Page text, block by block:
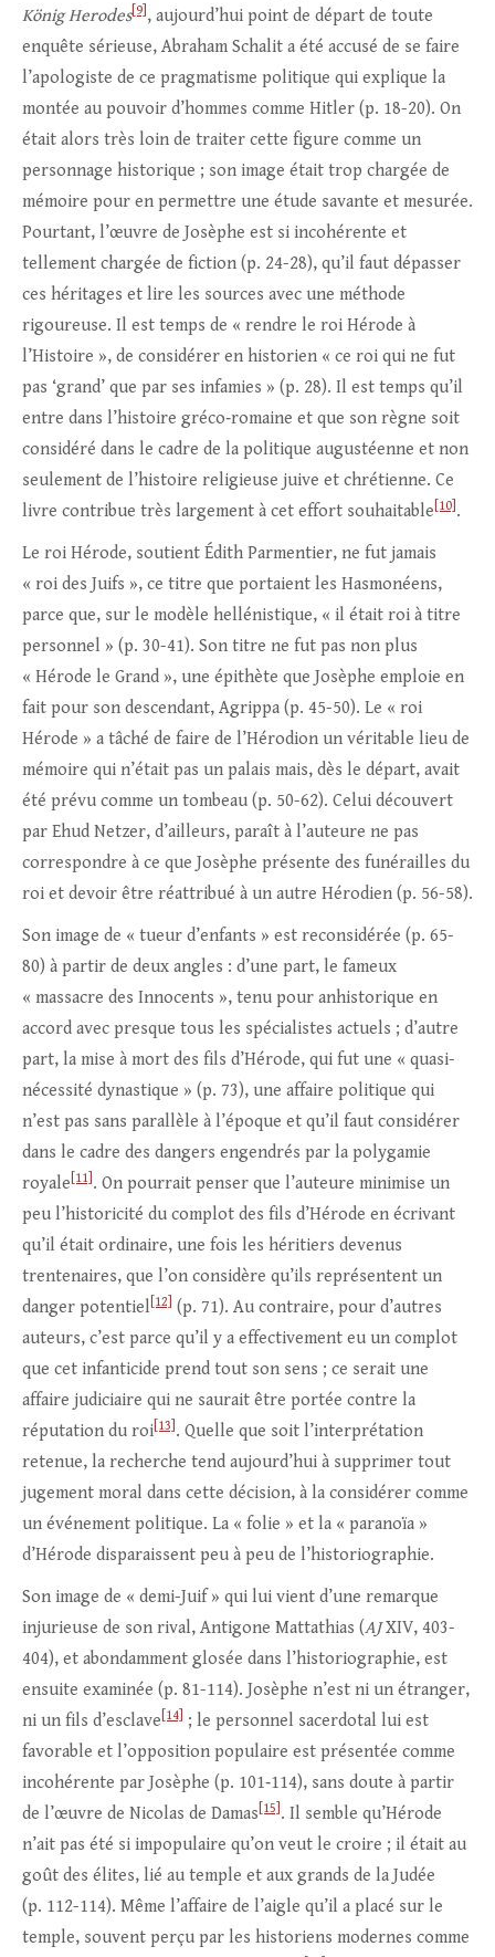
König Herodes[9] , aujourd’hui point de départ de toute
enquête sérieuse, Abraham Schalit a été accusé de se faire
l’apologiste de ce pragmatisme politique qui explique la
montée au pouvoir d’hommes comme Hitler (p. 18-20). On
était alors très loin de traiter cette figure comme un
personnage historique ; son image était trop chargée de
mémoire pour en permettre une étude savante et mesurée.
Pourtant, l’œuvre de Josèphe est si incohérente et
tellement chargée de fiction (p. 24-28), qu’il faut dépasser
ces héritages et lire les sources avec une méthode
rigoureuse. Il est temps de « rendre le roi Hérode à
l’Histoire », de considérer en historien « ce roi qui ne fut
pas ‘grand’ que par ses infamies » (p. 28). Il est temps qu’il
entre dans l’histoire gréco‑romaine et que son règne soit
considéré dans le cadre de la politique augustéenne et non
seulement de l’histoire religieuse juive et chrétienne. Ce
livre contribue très largement à cet effort souhaitable [10] .
Le roi Hérode, soutient Édith Parmentier, ne fut jamais
« roi des Juifs », ce titre que portaient les Hasmonéens,
parce que, sur le modèle hellénistique, « il était roi à titre
personnel » (p. 30-41). Son titre ne fut pas non plus
« Hérode le Grand », une épithète que Josèphe emploie en
fait pour son descendant, Agrippa (p. 45-50). Le « roi
Hérode » a tâché de faire de l’Hérodion un véritable lieu de
mémoire qui n’était pas un palais mais, dès le départ, avait
été prévu comme un tombeau (p. 50-62). Celui découvert
par Ehud Netzer, d’ailleurs, paraît à l’auteure ne pas
correspondre à ce que Josèphe présente des funérailles du
roi et devoir être réattribué à un autre Hérodien (p. 56-58).
Son image de « tueur d’enfants » est reconsidérée (p. 65-
80) à partir de deux angles : d’une part, le fameux
« massacre des Innocents », tenu pour anhistorique en
accord avec presque tous les spécialistes actuels ; d’autre
part, la mise à mort des fils d’Hérode, qui fut une « quasi-
nécessité dynastique » (p. 73), une affaire politique qui
n’est pas sans parallèle à l’époque et qu’il faut considérer
dans le cadre des dangers engendrés par la polygamie
royale [11] . On pourrait penser que l’auteure minimise un
peu l’historicité du complot des fils d’Hérode en écrivant
qu’il était ordinaire, une fois les héritiers devenus
trentenaires, que l’on considère qu’ils représentent un
danger potentiel [12]
(p. 71). Au contraire, pour d’autres
auteurs, c’est parce qu’il y a effectivement eu un complot
que cet infanticide prend tout son sens ; ce serait une
affaire judiciaire qui ne saurait être portée contre la
réputation du roi [13] . Quelle que soit l’interprétation
retenue, la recherche tend aujourd’hui à supprimer tout
jugement moral dans cette décision, à la considérer comme
un événement politique. La « folie » et la « paranoïa »
d’Hérode disparaissent peu à peu de l’historiographie.
Son image de « demi-Juif » qui lui vient d’une remarque
injurieuse de son rival, Antigone Mattathias (AJXIV, 403-
404), et abondamment glosée dans l’historiographie, est
ensuite examinée (p. 81-114). Josèphe n’est ni un étranger,
ni un fils d’esclave [14]
; le personnel sacerdotal lui est
favorable et l’opposition populaire est présentée comme
incohérente par Josèphe (p. 101‑114), sans doute à partir
de l’œuvre de Nicolas de Damas [15] . Il semble qu’Hérode
n’ait pas été si impopulaire qu’on veut le croire ; il était au
goût des élites, lié au temple et aux grands de la Judée
(p. 112-114). Même l’affaire de l’aigle qu’il a placé sur le
temple, souvent perçu par les historiens modernes comme